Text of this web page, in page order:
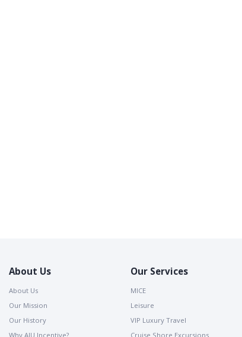
About Us
About Us
Our Mission
Our History
Why AJU Incentive?
Our Services
MICE
Leisure
VIP Luxury Travel
Cruise Shore Excursions